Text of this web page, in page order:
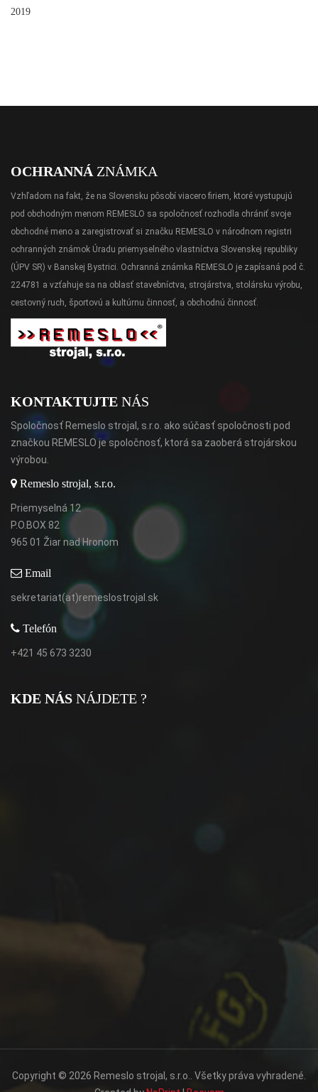
2019
OCHRANNÁ ZNÁMKA
Vzhľadom na fakt, že na Slovensku pôsobí viacero firiem, ktoré vystupujú
pod obchodným menom REMESLO sa spoločnosť rozhodla chrániť svoje
obchodné meno a zaregistrovať si značku REMESLO v národnom registri
ochranných známok Úradu priemyselného vlastníctva Slovenskej republiky
(ÚPV SR) v Banskej Bystrici. Ochranná známka REMESLO je zapísaná pod č.
224781 a vzťahuje sa na oblasť stavebníctva, strojárstva, stolársku výrobu,
cestovný ruch, športovú a kultúrnu činnosť, a obchodnú činnosť.
KONTAKTUJTE NÁS
Spoločnosť Remeslo strojal, s.r.o. ako súčasť spoločnosti pod
značkou REMESLO je spoločnosť, ktorá sa zaoberá strojárskou
výrobou.
Remeslo strojal, s.r.o.
Priemyselná 12
P.O.BOX 82
965 01 Žiar nad Hronom
Email
sekretariat(at)remeslostrojal.sk
Telefón
+421 45 673 3230
KDE NÁS NÁJDETE ?
Copyright © 2026 Remeslo strojal, s.r.o.. Všetky práva vyhradené.